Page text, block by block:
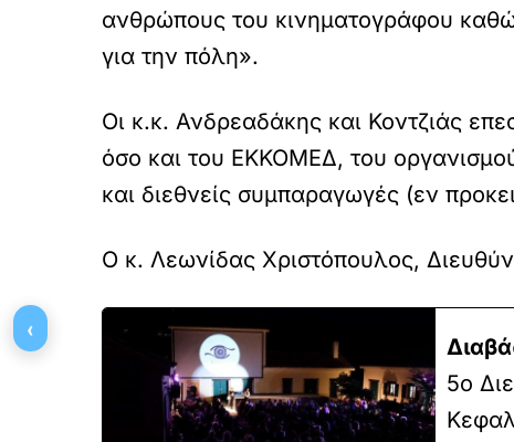
ανθρώπους του κινηματογράφου
για την πόλη».
Οι κ.κ. Ανδρεαδάκης και Κοντζιάς
όσο και του ΕΚΚΟΜΕΔ, του
και διεθνείς συμπαραγωγές (εν
Ο κ. Λεωνίδας Χριστόπουλος,
5ο
‹